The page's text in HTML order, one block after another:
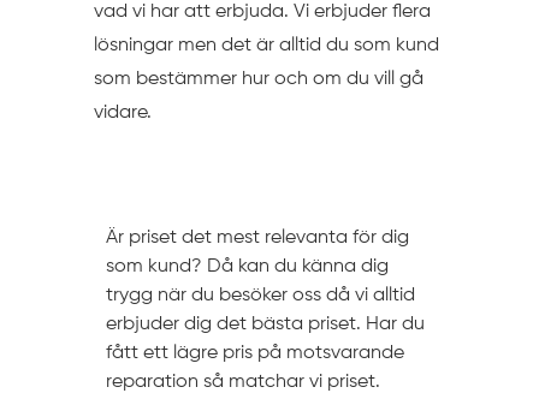
vad vi har att erbjuda. Vi erbjuder flera
lösningar men det är alltid du som kund
som bestämmer hur och om du vill gå
vidare.
Är priset det mest relevanta för dig
som kund? Då kan du känna dig
trygg när du besöker oss då vi alltid
erbjuder dig det bästa priset. Har du
fått ett lägre pris på motsvarande
reparation så matchar vi priset.